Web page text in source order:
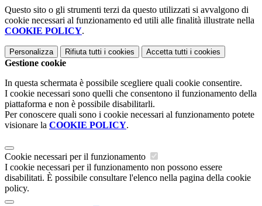
Questo sito o gli strumenti terzi da questo utilizzati si avvalgono di
cookie necessari al funzionamento ed utili alle finalità illustrate nella
COOKIE POLICY.
Personalizza Rifiuta tutti i cookies Accetta tutti i cookies
Gestione cookie
In questa schermata è possibile scegliere quali cookie consentire.
I cookie necessari sono quelli che consentono il funzionamento della
piattaforma e non è possibile disabilitarli.
Per conoscere quali sono i cookie necessari al funzionamento potete
visionare la COOKIE POLICY.
Cookie necessari per il funzionamento
I cookie necessari per il funzionamento non possono essere
disabilitati. È possibile consultare l'elenco nella pagina della cookie
policy.